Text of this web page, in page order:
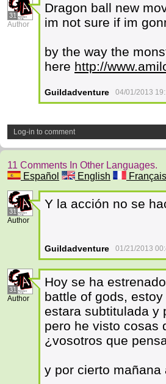
31
Author
Dragon ball new
im not sure if im
by the way the
here http://
Guildadventure 04/01/2013
Log-in to comment
11 Comments In Other Languages.
Español
English Français
31
Author
Y la acción no se
Guildadventure 01/21/2013
31
Author
Hoy se ha
battle of gods,
estara subtitulada y
pero he visto cosas
¿vosotros que
y por cierto